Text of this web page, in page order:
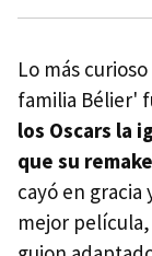
Lo más
familia Bélier'
los Oscars la
que su
cayó en gracia
mejor